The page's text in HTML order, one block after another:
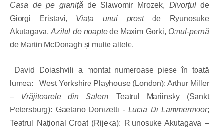
Casa de pe graniță de Slawomir Mrozek,Divorțul de
Giorgi Eristavi, Viața unui prostde Ryunosuke
Akutagava,Azilul de noaptede Maxim Gorki, Omul-pernă
de Martin McDonagh și multe altele.
David Doiashvili a montat numeroase piese în toată
lumea: West Yorkshire Playhouse (London): Arthur Miller
– Vrăjitoarele din Salem; Teatrul Mariinsky (Sankt
Petersburg): Gaetano Donizetti - Lucia Di Lammermoor;
Teatrul Național Croat (Rijeka): Riunosuke Akutagava –